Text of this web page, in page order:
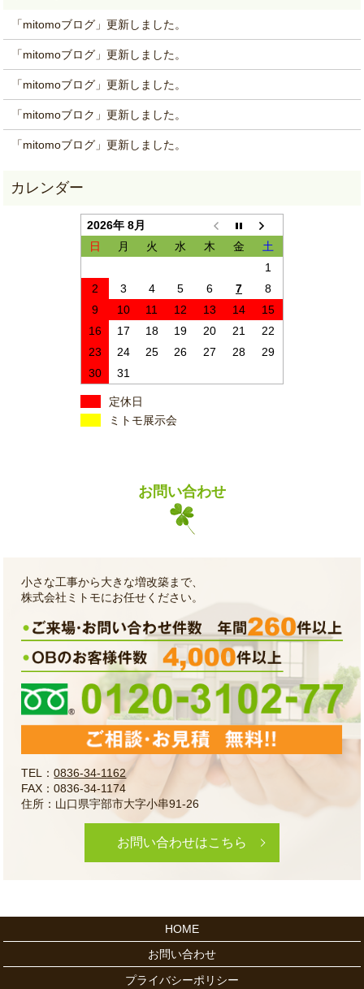
「mitomoブログ」更新しました。
「mitomoブログ」更新しました。
「mitomoブログ」更新しました。
「mitomoブロク」更新しました。
「mitomoブログ」更新しました。
2026年 8月
日
月 火 水 木 金
土
1
2
3 4 5 6 7
8
9
10 11 12 13 14
15
16
17 18 19 20 21
22
23
24 25 26 27 28
29
30
31
定休日
ミトモ展示会
お問い合わせ
小さな工事から大きな増改築まで、
株式会社ミトモにお任せください。
TEL：0836-34-1162
FAX：0836-34-1174
住所：山口県宇部市大字小串91-26
お問い合わせはこちら
HOME
お問い合わせ
プライバシーポリシー